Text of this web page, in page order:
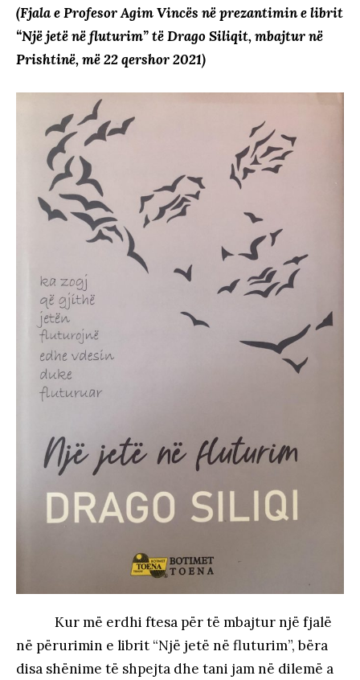
(Fjala e Profesor Agim Vincës në prezantimin e librit
“Një jetë në fluturim” të Drago Siliqit, mbajtur në
Prishtinë, më 22 qershor 2021)
Kur më erdhi ftesa për të mbajtur një fjalë
në përurimin e librit “Një jetë në fluturim”, bëra
disa shënime të shpejta dhe tani jam në dilemë a